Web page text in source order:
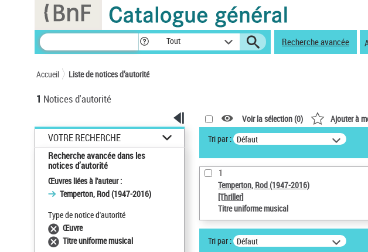
Tout Recherche avancée
Accueil Liste de notices d’autorité
1 Notices d'autorité
VOTRE RECHERCHE
Recherche avancée dans les
notices d’autorité
Œuvres liées à l'auteur :
Temperton, Rod (1947-2016)
Type de notice d'autorité
Œuvre
Titre uniforme musical
Voir la sélection (0) Ajouter à
Tri par : Défaut
1
Temperton, Rod (1947-2016)
[Thriller]
Titre uniforme musical
Tri par : Défaut
Panneau de gestion des cookies